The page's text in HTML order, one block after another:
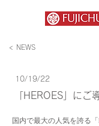
< NEWS
10/19/22
「HEROES」にご
国内で最大の人気を誇る